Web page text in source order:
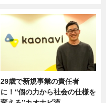
29歳で新規事業の責任者
に！“個の力から社会の仕様を